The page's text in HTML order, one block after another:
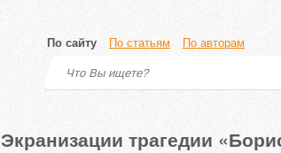
По сайту По статьям По авторам
Экранизации трагедии